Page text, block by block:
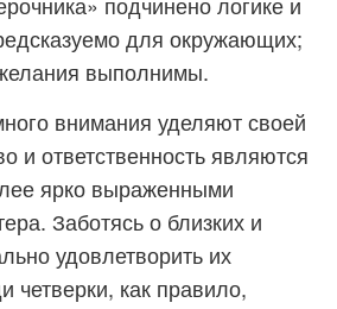
для окружающих;
выполнимы.
внимания уделяют своей
и ответственность являются
ярко выраженными
Заботясь о близких и
удовлетворить их
четверки, как правило,